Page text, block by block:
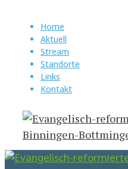
Inhalt
Home
Aktuell
Stream
Standorte
Links
Kontakt